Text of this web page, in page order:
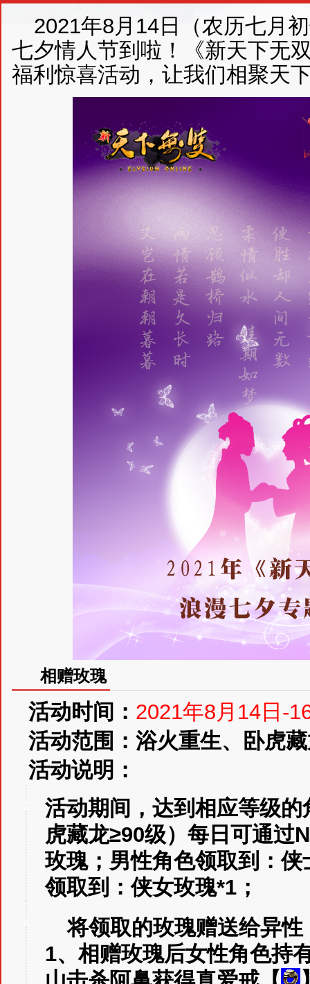
2021年8月14日（农历七月
七夕情人节到啦！《新天下无
福利惊喜活动，让我们相聚天
相赠玫瑰
活动时间： 2021年8月14日-
活动范围：浴火重生、卧虎
活动说明：
活动期间，达到相应等级
虎藏龙≥90级）每日可通过
玫瑰；男性角色领取到：
领取到：侠女玫瑰*1；
2
将领取的玫瑰赠送给异性
1、相赠玫瑰后女性角色持